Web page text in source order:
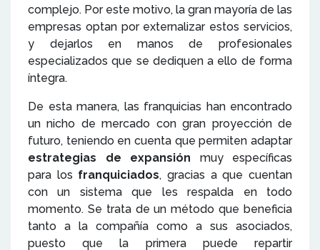
complejo. Por este motivo, la gran mayoría de las
empresas optan por externalizar estos servicios,
y dejarlos en manos de profesionales
especializados que se dediquen a ello de forma
íntegra.
De esta manera, las franquicias han encontrado
un nicho de mercado con gran proyección de
futuro, teniendo en cuenta que permiten adaptar
estrategias de expansión muy específicas
para los franquiciados, gracias a que cuentan
con un sistema que les respalda en todo
momento. Se trata de un método que beneficia
tanto a la compañía como a sus asociados,
puesto que la primera puede repartir